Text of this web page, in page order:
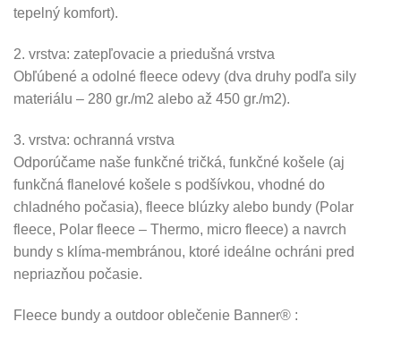
tepelný komfort).
2. vrstva: zatepľovacie a priedušná vrstva
Obľúbené a odolné fleece odevy (dva druhy podľa sily
materiálu – 280 gr./m2 alebo až 450 gr./m2).
3. vrstva: ochranná vrstva
Odporúčame naše funkčné tričká, funkčné košele (aj
funkčná flanelové košele s podšívkou, vhodné do
chladného počasia), fleece blúzky alebo bundy (Polar
fleece, Polar fleece – Thermo, micro fleece) a navrch
bundy s klíma-membránou, ktoré ideálne ochráni pred
nepriazňou počasie.
Fleece bundy a outdoor oblečenie Banner® :